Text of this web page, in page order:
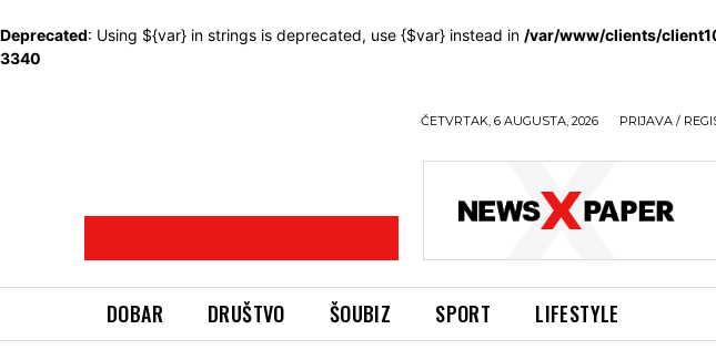
Deprecated: Using ${var} in strings is deprecated, use {$var} instead in /var/www/clients/
3340
ČETVRTAK, 6 AUGUSTA, 2026 PRIJAVA /
DOBAR DRUŠTVO ŠOUBIZ SPORT LIFESTYLE